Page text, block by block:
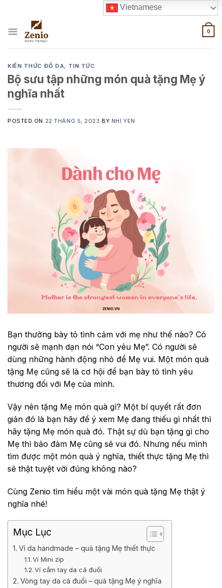
content
0
KIẾN THỨC ĐỒ DA, TIN TỨC
Bộ sưu tập những món quà tặng Mẹ ý
nghĩa nhất
POSTED ON 22 THÁNG 5, 2023 BY NHI YEN
Bạn thường bày tỏ tình cảm với mẹ như thế nào? Có
người sẽ mạnh dạn nói “Con yêu Mẹ”. Có người sẽ
dùng những hành động nhỏ để Mẹ vui. Một món quà
tặng Mẹ cũng sẽ là cơ hội để bạn bày tỏ tình yêu
thương đối với Mẹ của mình.
Vậy nên tặng Mẹ món quà gì? Một bí quyết rất đơn
giản đó là bạn hãy để ý xem Mẹ đang thiếu gì nhất thì
hãy tặng Mẹ món quà đó. Thật sự dù bạn tặng gì cho
Mẹ thì bảo đảm Mẹ cũng sẽ vui đó. Nhưng nếu mình
tìm được một món quà ý nghĩa, thiết thực tặng Mẹ thì
sẽ thật tuyệt vời đúng không nào?
Cùng Zenio tìm hiểu một vài món quà tặng Mẹ thật ý
nghĩa nhé!
Mục Lục
Ví da handmade – quà tặng Mẹ thiết thực
Ví Mini zip
Ví cầm tay da cá đuối
Vòng tay da cá đuối – quà tặng Mẹ ý nghĩa
Vietnamese